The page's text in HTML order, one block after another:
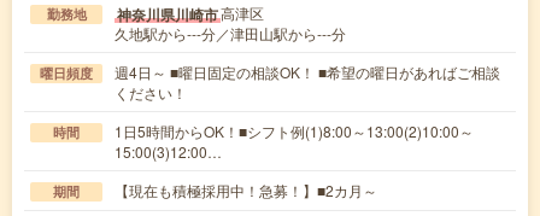
勤務地 神奈川県川崎市高津区
久地駅から---分／津田山駅から---分
曜日頻度
週4日～ ■曜日固定の相談OK！ ■希望の曜日があればご相談
ください！
時間
1日5時間からOK！■シフト例(1)8:00～13:00(2)10:00～
15:00(3)12:00…
期間 【現在も積極採用中！急募！】■2カ月～